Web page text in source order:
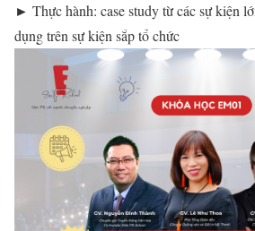
► Thực hành: case study từ các sự kiện
dụng trên sự kiện sắp tổ chức